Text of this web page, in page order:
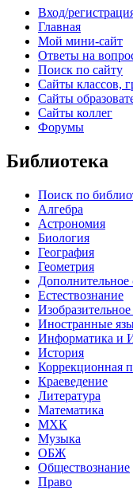
Вход/
Главная
Мой мини-сайт
Ответы на
Поиск по сайту
Сайты классов,
Сайты
Сайты коллег
Форумы
Библиотека
Поиск по
Алгебра
Астрономия
Биология
География
Геометрия
Дополнительное
Естествознание
Иностранные
Информатика и
История
Коррекционная
Краеведение
Литература
Математика
МХК
Музыка
ОБЖ
Обществознание
Право